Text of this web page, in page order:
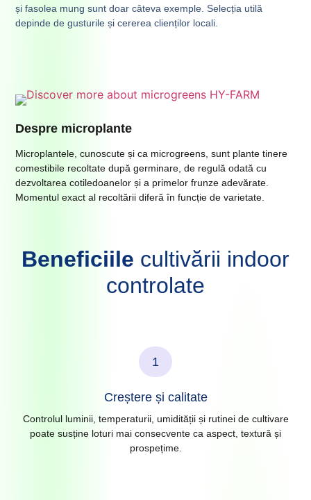
și fasolea mung sunt doar câteva exemple. Selecția utilă
depinde de gusturile și cererea clienților locali.
Despre microplante
Microplantele, cunoscute și ca microgreens, sunt plante tinere
comestibile recoltate după germinare, de regulă odată cu
dezvoltarea cotiledoanelor și a primelor frunze adevărate.
Momentul exact al recoltării diferă în funcție de varietate.
Beneficiile cultivării indoor
controlate
1
Creștere și calitate
Controlul luminii, temperaturii, umidității și rutinei de cultivare
poate susține loturi mai consecvente ca aspect, textură și
prospețime.